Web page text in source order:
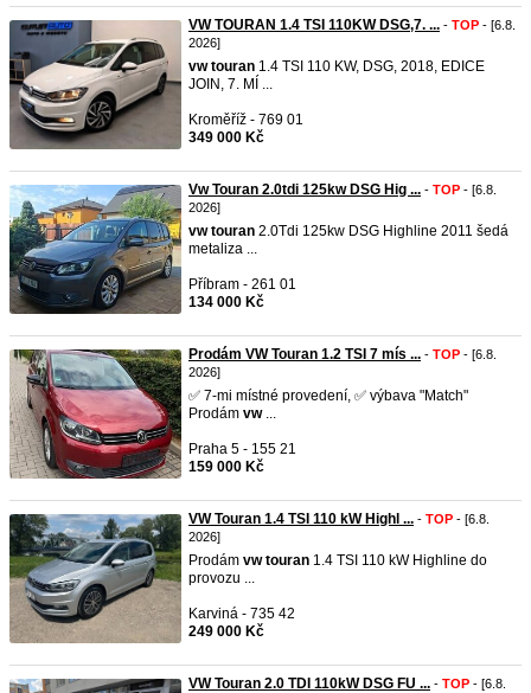
VW TOURAN 1.4 TSI 110KW DSG,7. ... - TOP - [6.8.
2026]
vw touran 1.4 TSI 110 KW, DSG, 2018, EDICE
JOIN, 7. MÍ ...
Kroměříž - 769 01
349 000 Kč
Vw Touran 2.0tdi 125kw DSG Hig ... - TOP - [6.8.
2026]
vw touran 2.0Tdi 125kw DSG Highline 2011 šedá
metaliza ...
Příbram - 261 01
134 000 Kč
Prodám VW Touran 1.2 TSI 7 mís ... - TOP - [6.8.
2026]
✅ 7-mi místné provedení, ✅ výbava "Match"
Prodám vw...
Praha 5 - 155 21
159 000 Kč
VW Touran 1.4 TSI 110 kW Highl ... - TOP - [6.8.
2026]
Prodám vw touran 1.4 TSI 110 kW Highline do
provozu ...
Karviná - 735 42
249 000 Kč
VW Touran 2.0 TDI 110kW DSG FU ... - TOP - [6.8.